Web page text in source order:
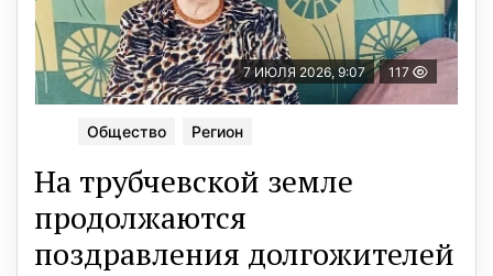
7 ИЮЛЯ 2026, 9:07 117
Общество Регион
На трубчевской земле
продолжаются
поздравления долгожителей